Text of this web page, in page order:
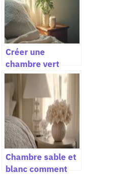
Créer une
chambre vert
olive et beige
harmonieuse pour
une ambiance
naturelle et
reposante
Chambre sable et
blanc comment